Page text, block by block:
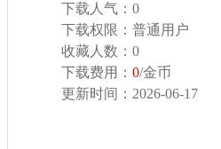
下载人气： 0
下载权限： 普通用户
收藏人数： 0
下载费用： 0/金币
更新时间： 2026-06-17